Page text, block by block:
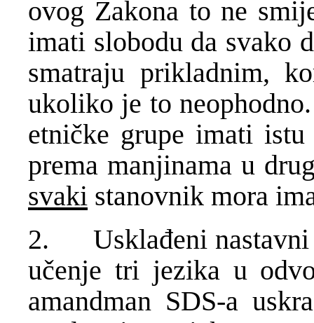
ovog Zakona to ne
imati slobodu da svako
smatraju prikladnim,
ukoliko je to
etničke grupe imati
prema manjinama u
svaki stanovnik mora
2. Usklađeni nastavni
učenje tri jezika u
amandman SDS-a